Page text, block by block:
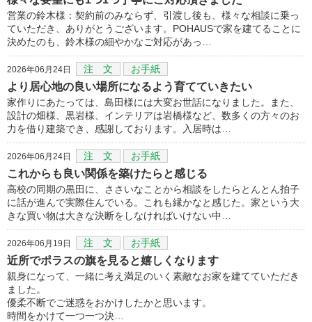
営業の鈴木様：契約前のみならず、引渡し後も、様々な相談に乗っ
ていただき、ありがとうございます。POHAUSで家を建てることに
決めたのも、鈴木様の細やかなご対応があっ…
2026年06月24日 注 文 お手紙
より居心地の良い場所になるよう育てていきたい
家作りにあたっては、島田様には大変お世話になりました。また、
設計の畑様、黒岩様、インテリアは岩橋様など、数多くの方々のお
力を借り建築でき、感謝しております。入居時は…
2026年06月24日 注 文 お手紙
これからも良い関係を築けたらと感じる
高校の同期の黒田に、ささいなことから相談をしたらとんとん拍子
に話が進んで実際住んでいる。これも縁かなと感じた。家という大
きな買い物は大きな決断をしなければいけない中…
2026年06月19日 注 文 お手紙
近所でポラスの旗を見ると嬉しくなります
親身になって、一緒に考え満足のいく素敵なお家を建てていただき
ました。
優柔不断でご迷惑をおかけしたかと思います。
時間をかけて一つ一つ決…